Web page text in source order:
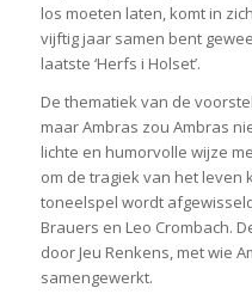
los moeten laten, komt in
vijftig jaar samen bent
laatste ‘Herfs i Holset’.
De thematiek van de
maar Ambras zou Ambras
lichte en humorvolle wijze
om de tragiek van het leven
toneelspel wordt
Brauers en Leo Crombach.
door Jeu Renkens, met wie
samengewerkt.